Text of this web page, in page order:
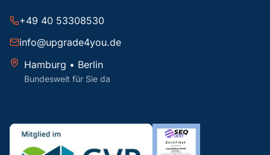
+49 40 53308530
info@upgrade4you.de
Hamburg • Berlin
Bundesweit für Sie da